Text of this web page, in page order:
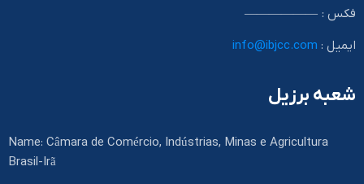
فکس : ——————
ایمیل : info@ibjcc.com
شعبه برزیل
Name: Câmara de Comércio, Indústrias, Minas e Agricultura
Brasil-Irã